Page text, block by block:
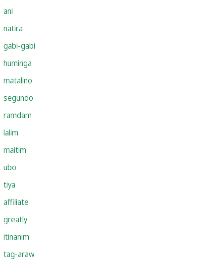
ani
natira
gabi-gabi
huminga
matalino
segundo
ramdam
lalim
maitim
ubo
tiya
affiliate
greatly
itinanim
tag-araw